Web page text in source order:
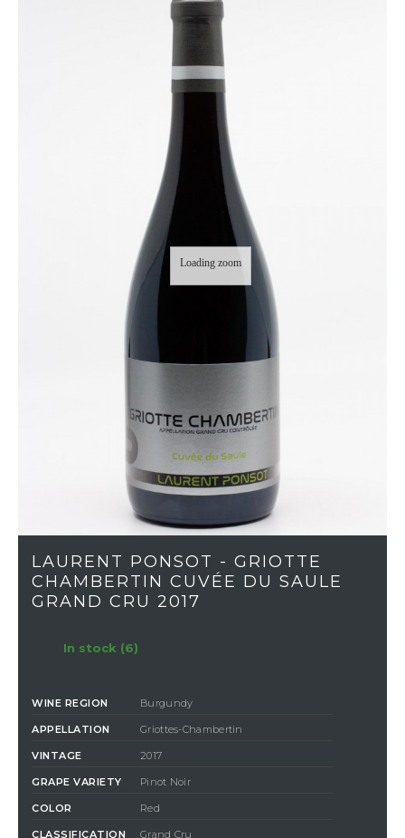
Loading zoom
LAURENT PONSOT - GRIOTTE
CHAMBERTIN CUVÉE DU SAULE
GRAND CRU 2017
In stock (6)
WINE REGION Burgundy
APPELLATION Griottes-Chambertin
VINTAGE 2017
GRAPE VARIETY Pinot Noir
COLOR Red
CLASSIFICATION Grand Cru